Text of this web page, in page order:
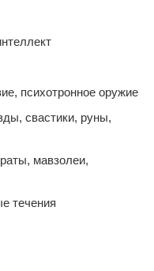
психотронное оружие
свастики, руны,
мавзолеи,
течения